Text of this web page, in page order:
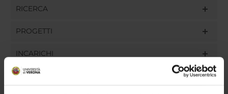
RICERCA
PROGETTI
INCARICHI